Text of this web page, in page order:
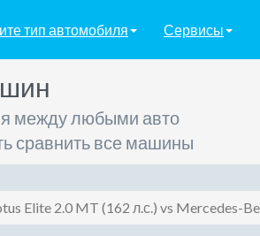
тип автомобиля Сервисы
между любыми авто
сравнить все машины
Elite 2.0 MT (162 л.с.) vs Mercedes-